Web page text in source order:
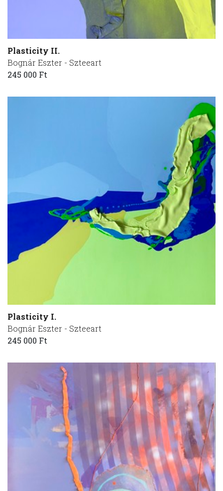
Plasticity II.
Bognár Eszter - Szteeart
245 000 Ft
Plasticity I.
Bognár Eszter - Szteeart
245 000 Ft